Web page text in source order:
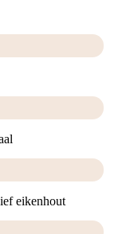
eikenhout